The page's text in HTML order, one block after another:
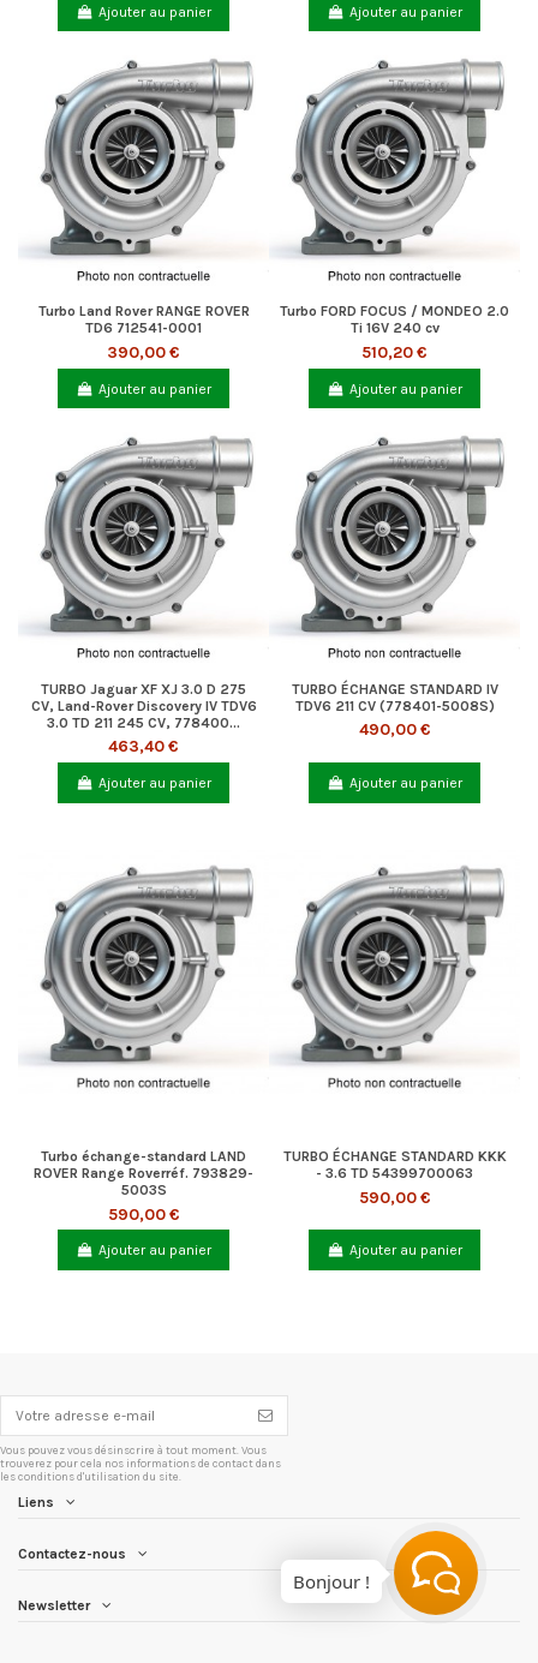
Ajouter au panier Ajouter au panier
Turbo Land Rover RANGE ROVER
TD6 712541-0001
390,00 €
Ajouter au panier
Turbo FORD FOCUS / MONDEO 2.0
Ti 16V 240 cv
510,20 €
Ajouter au panier
TURBO Jaguar XF XJ 3.0 D 275
CV, Land-Rover Discovery IV TDV6
3.0 TD 211 245 CV, 778400...
463,40 €
Ajouter au panier
TURBO ÉCHANGE STANDARD IV
TDV6 211 CV (778401-5008S)
490,00 €
Ajouter au panier
Turbo échange-standard LAND
ROVER Range Roverréf. 793829-
5003S
590,00 €
Ajouter au panier
TURBO ÉCHANGE STANDARD KKK
- 3.6 TD 54399700063
590,00 €
Ajouter au panier
Vous pouvez vous désinscrire à tout moment. Vous
trouverez pour cela nos informations de contact dans
les conditions d'utilisation du site.
Liens
Contactez-nous
Newsletter
Bonjour !